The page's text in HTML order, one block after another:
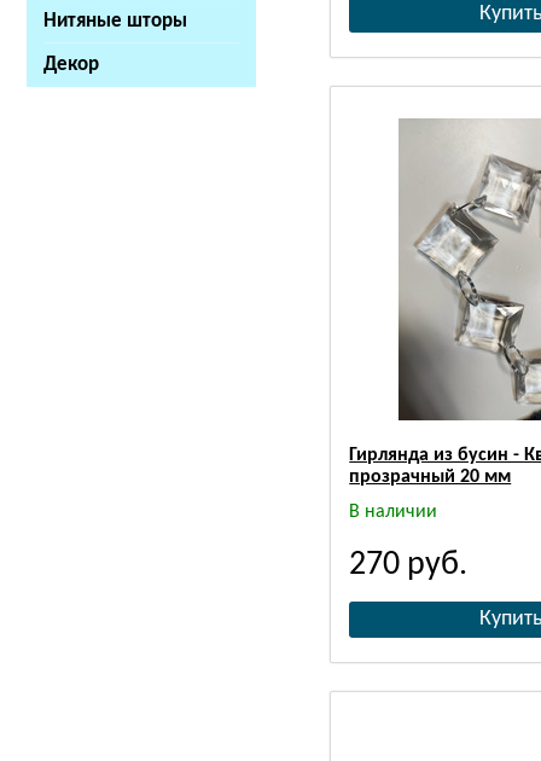
Нитяные шторы
Декор
Гирлянда из бусин -
прозрачный 20 мм
В наличии
270 руб.